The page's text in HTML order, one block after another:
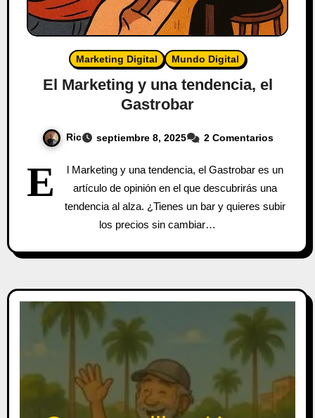
Marketing Digital Mundo Digital
El Marketing y una tendencia, el
Gastrobar
Ric septiembre 8, 2025 2 Comentarios
E
l Marketing y una tendencia, el Gastrobar es un
artículo de opinión en el que descubrirás una
tendencia al alza. ¿Tienes un bar y quieres subir
los precios sin cambiar…